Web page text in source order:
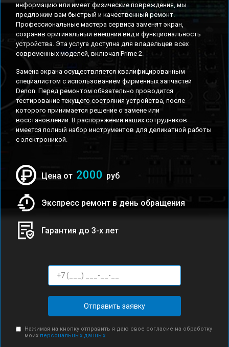
информацию или имеет физические повреждения, мы
предложим вам быстрый и качественный ремонт.
Профессиональные мастера сервиса заменят экран,
сохранив оригинальный внешний вид и функциональность
устройства. Эта услуга доступна для владельцев всех
современных моделей, включая Prime 2.
Замена экрана осуществляется квалифицированным
специалистом с использованием фирменных запчастей
Denon. Перед ремонтом обязательно проводится
тестирование текущего состояния устройства, после
которого принимается решение о замене или
восстановлении. В распоряжении наших сотрудников
имеется полный набор инструментов для деликатной работы
с электроникой.
Цена от 2000 руб
Экспресс ремонт в день обращения
Гарантия до 3-х лет
Отправить заявку
Нажимая на кнопку отправить я даю свое согласие на обработку
моих персональных данных.